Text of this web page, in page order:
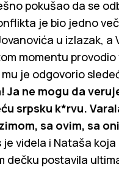
pokušao da se
je bio jedno
u izlazak, a
momentu provodio
je odgovorio
Ja ne mogu da
srpsku k*rvu.
sa ovim, sa
je videla i Nataša
dečku postavila